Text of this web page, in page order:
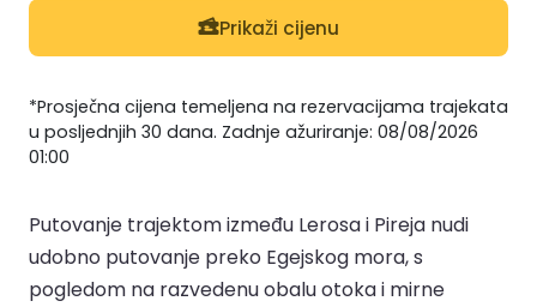
Prikaži cijenu
*Prosječna cijena temeljena na rezervacijama trajekata
u posljednjih 30 dana. Zadnje ažuriranje: 08/08/2026
01:00
Putovanje trajektom između Lerosa i Pireja nudi
udobno putovanje preko Egejskog mora, s
pogledom na razvedenu obalu otoka i mirne